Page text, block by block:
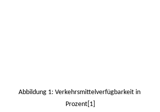
Abbildung 1: Verkehrsmittelverfügbarkeit in
Prozent[1]